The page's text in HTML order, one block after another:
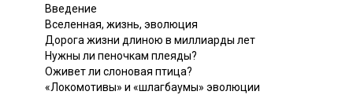
Введение
Вселенная, жизнь, эволюция
Дорога жизни длиною в миллиарды лет
Нужны ли пеночкам плеяды?
Оживет ли слоновая птица?
«Локомотивы» и «шлагбаумы» эволюции